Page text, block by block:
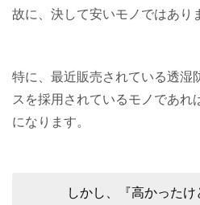
故に、決して安いモノではあり
特に、最近販売されている透湿
スを採用されているモノであれ
になります。
しかし、『高かった